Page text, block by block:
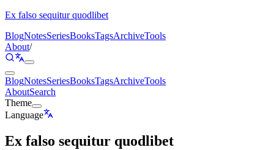
Ex falso sequitur quodlibet
BlogNotesSeriesBooksTagsArchiveTools
About/
BlogNotesSeriesBooksTagsArchiveTools
AboutSearch
Theme
Language
Ex falso sequitur quodlibet